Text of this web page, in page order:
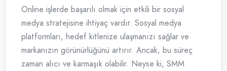
Online işlerde başarılı olmak için etkili bir sosyal
medya stratejisine ihtiyaç vardır. Sosyal medya
platformları, hedef kitlenize ulaşmanızı sağlar ve
markanızın görünürlüğünü artırır. Ancak, bu süreç
zaman alıcı ve karmaşık olabilir. Neyse ki, SMM